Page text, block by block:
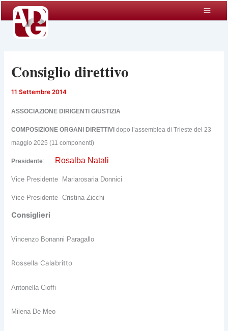
contenuto
Consiglio direttivo
11 Settembre 2014
ASSOCIAZIONE DIRIGENTI GIUSTIZIA
COMPOSIZIONE ORGANI DIRETTIVI dopo l’assemblea di Trieste del 23
maggio 2025 (11 componenti)
Presidente: Rosalba Natali
Vice Presidente Mariarosaria Donnici
Vice Presidente Cristina Zicchi
Consiglieri
Vincenzo Bonanni Paragallo
Rossella Calabritto
Antonella Cioffi
Milena De Meo